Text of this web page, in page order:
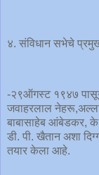
४. संविधान सभेचे
-२९ऑगस्ट १९४७
जवाहरलाल
बाबासाहेब आंबेडकर, के.
डी. पी. खैतान अशा
तयार केला आहे.